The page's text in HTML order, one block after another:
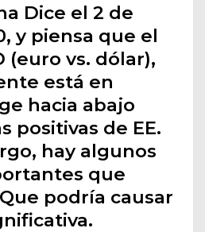
Dice el 2 de
y piensa que el
(euro vs. dólar),
está en
hacia abajo
positivas de EE.
hay algunos
que
podría causar